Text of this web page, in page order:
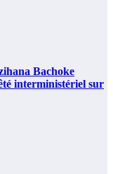
Bachoke
interministériel sur